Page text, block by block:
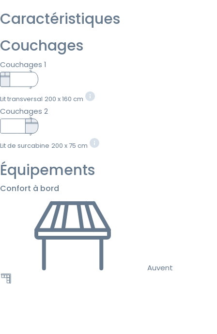
Caractéristiques
Couchages
Couchages 1
Lit transversal 200 x 160 cm
Couchages 2
Lit de surcabine 200 x 75 cm
Équipements
Confort à bord
Auvent